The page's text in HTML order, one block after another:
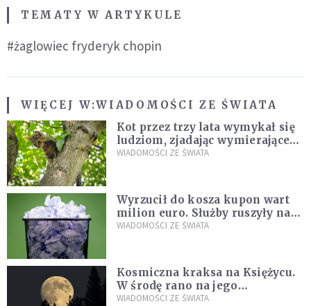
TEMATY W ARTYKULE
#żaglowiec fryderyk chopin
WIĘCEJ W:WIADOMOŚCI ZE ŚWIATA
Kot przez trzy lata wymykał się
ludziom, zjadając wymierające
kaczki. W końcu popełnił
WIADOMOŚCI ZE ŚWIATA
Wyrzucił do kosza kupon wart
milion euro. Służby ruszyły na
poszukiwania
WIADOMOŚCI ZE ŚWIATA
Kosmiczna kraksa na Księżycu.
W środę rano na jego
powierzchni dojdzie do
WIADOMOŚCI ZE ŚWIATA